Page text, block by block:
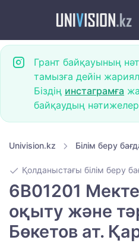
Грант байқауының
тамызға дейін
Біздің инстаграмға
байқаудың
Univision.kz Білім беру
Қолданыстағы білім беру
6B01201
оқыту және
Бөкетов ат.